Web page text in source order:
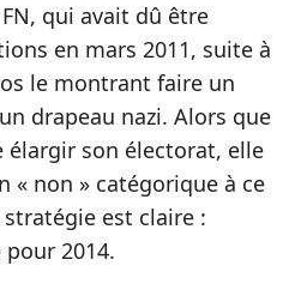
qui avait dû être
en mars 2011, suite à
le montrant faire un
drapeau nazi. Alors que
élargir son électorat, elle
« non » catégorique à ce
est claire :
2014.